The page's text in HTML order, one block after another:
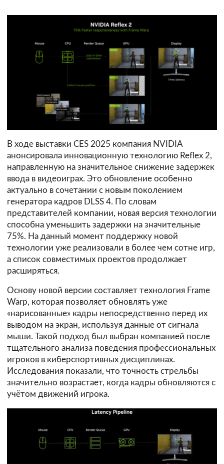
В ходе выставки CES 2025 компания NVIDIA
анонсировала инновационную технологию Reflex 2,
направленную на значительное снижение задержек
ввода в видеоиграх. Это обновление особенно
актуально в сочетании с новым поколением
генератора кадров DLSS 4. По словам
представителей компании, новая версия технологии
способна уменьшить задержки на значительные
75%. На данный момент поддержку новой
технологии уже реализовали в более чем сотне игр,
а список совместимых проектов продолжает
расширяться.
Основу новой версии составляет технология Frame
Warp, которая позволяет обновлять уже
«нарисованные» кадры непосредственно перед их
выводом на экран, используя данные от сигнала
мыши. Такой подход был выбран компанией после
тщательного анализа поведения профессиональных
игроков в киберспортивных дисциплинах.
Исследования показали, что точность стрельбы
значительно возрастает, когда кадры обновляются с
учётом движений игрока.